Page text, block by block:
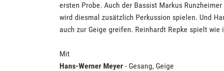
ersten Probe. Auch der Bassist Markus
wird diesmal zusätzlich Perkussion spielen. Und
auch zur Geige greifen. Reinhardt Repke spielt
Mit
Hans-Werner Meyer - Gesang, Geige